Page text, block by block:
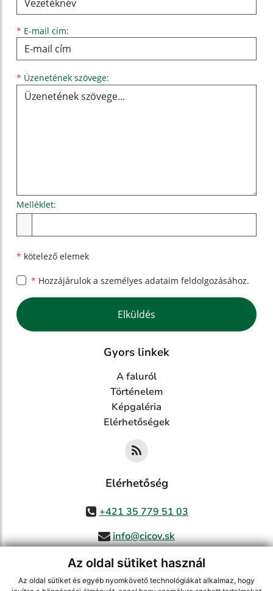
Az oldal sütiket használ
Az oldal sütiket és egyéb nyomkövető technológiákat alkalmaz, hogy
* E-mail cím:
* Üzenetének szövege:
Melléklet:
* kötelező elemek
* Hozzájárulok a személyes adataim feldolgozásához.
Google reCaptcha Response
Elküldés
Gyors linkek
A faluról
Történelem
Képgaléria
Elérhetőségek
Elérhetőség
+421 35 779 51 03
info@cicov.sk